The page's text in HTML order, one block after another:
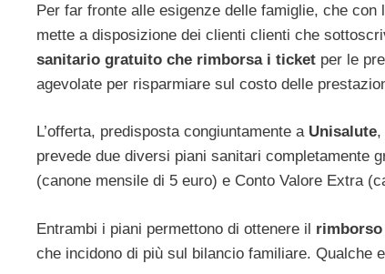
Per far fronte alle esigenze delle famiglie, che
mette a disposizione dei clienti clienti che
sanitario gratuito che rimborsa i ticket per le
agevolate per risparmiare sul costo delle
L’offerta, predisposta congiuntamente a Unisalute,
prevede due diversi piani sanitari completamente
(canone mensile di 5 euro) e Conto Valore Extra
Entrambi i piani permettono di ottenere il
che incidono di più sul bilancio familiare. Qualche